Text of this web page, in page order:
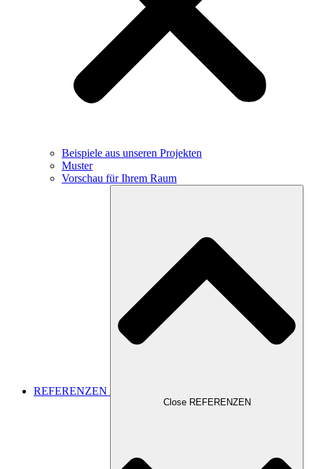
Beispiele aus unseren Projekten
Muster
Vorschau für Ihrem Raum
REFERENZEN
Close REFERENZEN